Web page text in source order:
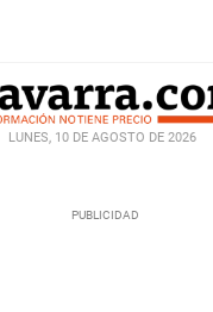
LUNES, 10 DE AGOSTO DE 2026